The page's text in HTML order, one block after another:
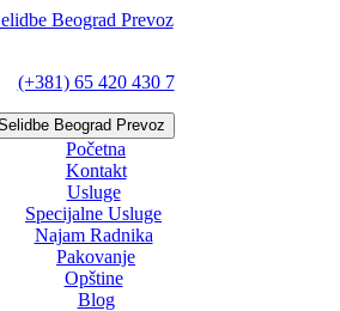
(+381) 65 420 430 7
Početna
Kontakt
Usluge
Specijalne Usluge
Najam Radnika
Pakovanje
Opštine
Blog